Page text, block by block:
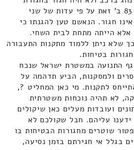
הבטיחות בניגוד לתקנה 83 ב' זאת על פי עדות של שני
חגור. הנאשם טען להגנתו כי
אלא הייתה מתחת לבית השחי.
שלא ניתן ללמוד מתקנות התעבורה
בטיחות.
התנועה במשטרת ישראל שנכח
ולמסקנות, הביע תדהמה על
לתקנות. מי כאן המחליט ?,
לא תהיה נוכחות משטרתית
ועובדות מעלים כאן שיקולים
עליהם. חבל שקולכם לא
שוטרים מחגורות הבטיחות בו
בגלל אי חגירתם בזמן נסיעה,